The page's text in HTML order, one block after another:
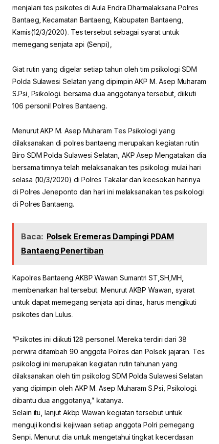
menjalani tes psikotes di Aula Endra Dharmalaksana Polres
Bantaeg, Kecamatan Bantaeng, Kabupaten Bantaeng,
Kamis(12/3/2020). Tes tersebut sebagai syarat untuk
memegang senjata api (Senpi),
Giat rutin yang digelar setiap tahun oleh tim psikologi SDM
Polda Sulawesi Selatan yang dipimpin AKP M. Asep Muharam
S.Psi, Psikologi. bersama dua anggotanya tersebut, diikuti
106 personil Polres Bantaeng.
Menurut AKP M. Asep Muharam Tes Psikologi yang
dilaksanakan di polres bantaeng merupakan kegiatan rutin
Biro SDM Polda Sulawesi Selatan, AKP Asep Mengatakan dia
bersama timnya telah melaksanakan tes psikologi mulai hari
selasa (10/3/2020) di Polres Takalar dan keesokan harinya
di Polres Jeneponto dan hari ini melaksanakan tes psikologi
di Polres Bantaeng.
Baca: Polsek Eremeras Dampingi PDAM
Bantaeng Penertiban
Kapolres Bantaeng AKBP Wawan Sumantri ST,SH,MH,
membenarkan hal tersebut. Menurut AKBP Wawan, syarat
untuk dapat memegang senjata api dinas, harus mengikuti
psikotes dan Lulus.
“Psikotes ini diikuti 128 personel. Mereka terdiri dari 38
perwira ditambah 90 anggota Polres dan Polsek jajaran. Tes
psikologi ini merupakan kegiatan rutin tahunan yang
dilaksanakan oleh tim psikolog SDM Polda Sulawesi Selatan
yang dipimpin oleh AKP M. Asep Muharam S.Psi, Psikologi.
dibantu dua anggotanya,” katanya.
Selain itu, lanjut Akbp Wawan kegiatan tersebut untuk
menguji kondisi kejiwaan setiap anggota Polri pemegang
Senpi. Menurut dia untuk mengetahui tingkat kecerdasan